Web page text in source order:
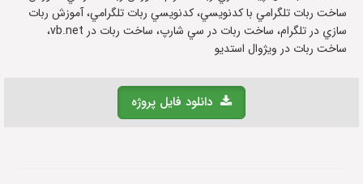
ساخت ربات تلگرامي با کدنويسي، کدنويسي ربات تلگرامي، آموزش ربات
سازي در تلگرام، ساخت ربات در سي شارپ، ساخت ربات در vb.net،
ساخت ربات در ويژوال استديو
دانلود فایل پروژه